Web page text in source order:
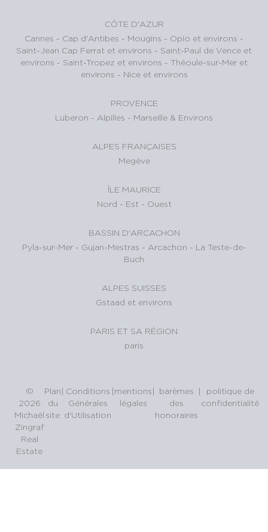
CÔTE D'AZUR
Cannes - Cap d'Antibes - Mougins - Opio et environs -
Saint-Jean Cap Ferrat et environs - Saint-Paul de Vence et
environs - Saint-Tropez et environs - Théoule-sur-Mer et
environs - Nice et environs
PROVENCE
Luberon - Alpilles - Marseille & Environs
ALPES FRANÇAISES
Megève
ÎLE MAURICE
Nord - Est - Ouest
BASSIN D'ARCACHON
Pyla-sur-Mer - Gujan-Mestras - Arcachon - La Teste-de-
Buch
ALPES SUISSES
Gstaad et environs
PARIS ET SA RÉGION
paris
©
2026
Michaël
Zingraf
Real
Estate
Plan
du
site
| Conditions
Générales
d'Utilisation
| mentions
légales
|
barèmes
des
honoraires
|
politique de
confidentialité